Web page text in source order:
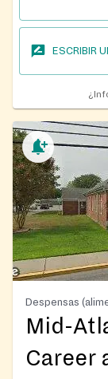
ESCRIBIR
Despensas
Mid-
Career